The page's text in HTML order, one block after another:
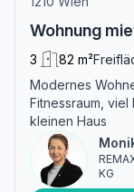
Wohnung
3 82 m²
Modernes
Fitnessraum, viel
kleinen Haus
KG